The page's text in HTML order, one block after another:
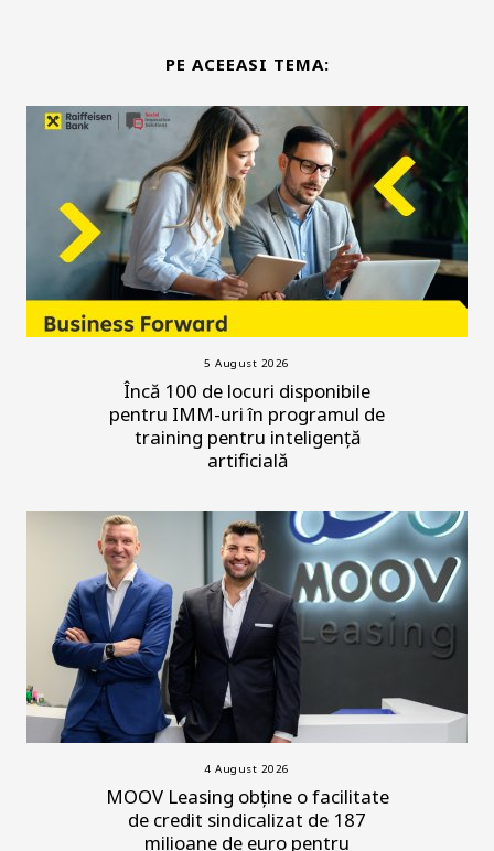
PE ACEEASI TEMA:
5 August 2026
Încă 100 de locuri disponibile
pentru IMM-uri în programul de
training pentru inteligență
artificială
4 August 2026
MOOV Leasing obține o facilitate
de credit sindicalizat de 187
milioane de euro pentru